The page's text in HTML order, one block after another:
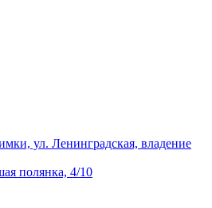
ул. Ленинградская, владение
полянка, 4/10